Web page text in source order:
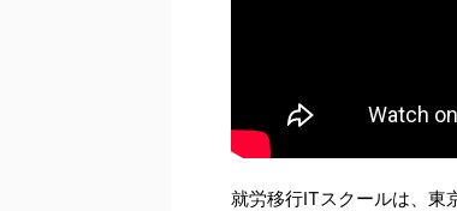
就労移行ITスクールは、東